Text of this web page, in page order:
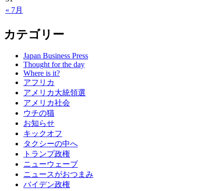
« 7月
カテゴリー
Japan Business Press
Thought for the day
Where is it?
アフリカ
アメリカ大統領選
アメリカ社会
ウチの猫
お知らせ
キックオフ
タクシーの中へ
トランプ政権
ニューウェーブ
ニュースがおつまみ
バイデン政権